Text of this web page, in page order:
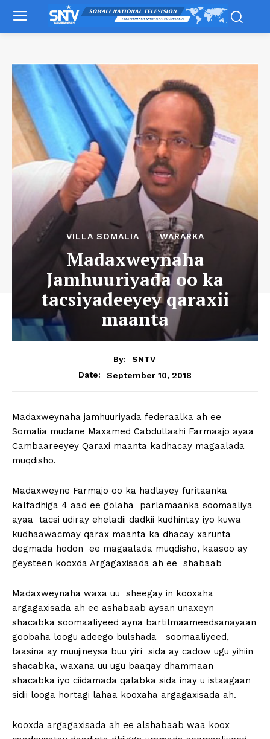
VILLA SOMALIA WARARKA
Madaxweynaha
Jamhuuriyada oo ka
tacsiyadeeyey qaraxii
maanta
By:
SNTV
Date:
September 10, 2018
Madaxweynaha jamhuuriyada federaalka ah ee
Somalia mudane Maxamed Cabdullaahi Farmaajo ayaa
Cambaareeyey Qaraxi maanta kadhacay magaalada
muqdisho.
Madaxweyne Farmajo oo ka hadlayey furitaanka
kalfadhiga 4 aad ee golaha parlamaanka soomaaliya
ayaa tacsi udiray eheladii dadkii kudhintay iyo kuwa
kudhaawacmay qarax maanta ka dhacay xarunta
degmada hodon ee magaalada muqdisho, kaasoo ay
geysteen kooxda Argagaxisada ah ee shabaab
Madaxweynaha waxa uu sheegay in kooxaha
argagaxisada ah ee ashabaab aysan unaxeyn
shacabka soomaaliyeed ayna bartilmaameedsanayaan
goobaha loogu adeego bulshada soomaaliyeed,
taasina ay muujineysa buu yiri sida ay cadow ugu yihiin
shacabka, waxana uu ugu baaqay dhammaan
shacabka iyo ciidamada qalabka sida inay u istaagaan
sidii looga hortagi lahaa kooxaha argagaxisada ah.
kooxda argagaxisada ah ee alshabaab waa koox